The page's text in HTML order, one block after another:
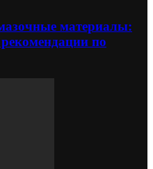
материалы:
по